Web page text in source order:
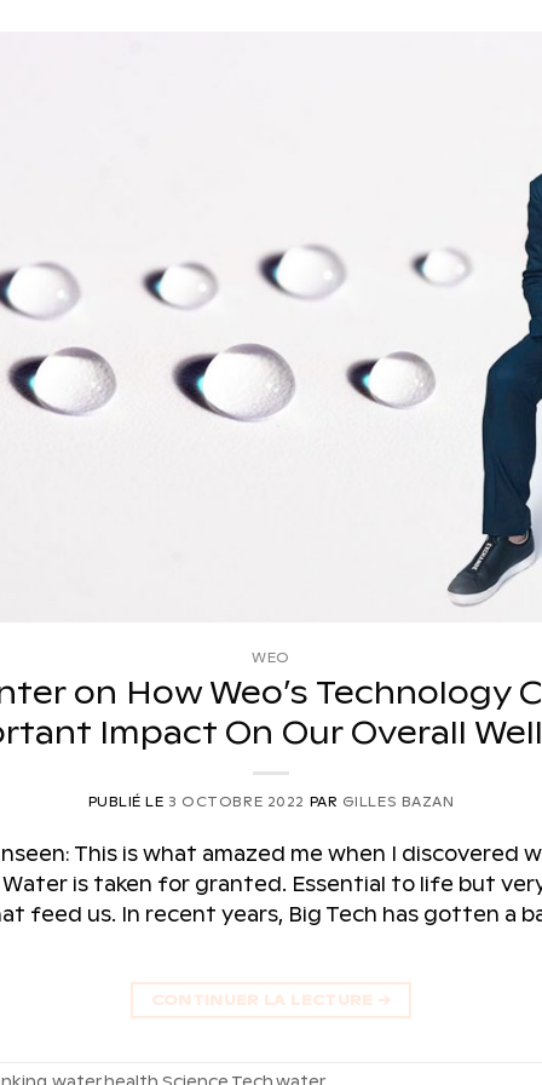
WEO
on How Weo’s Technology
Impact On Our Overall
PUBLIÉ LE 3 OCTOBRE 2022 PAR GILLES BAZAN
This is what amazed me when I discovered
is taken for granted. Essential to life but
feed us. In recent years, Big Tech has gotten a
CONTINUER LA LECTURE →